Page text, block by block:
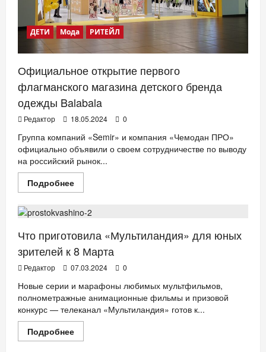
ДЕТИ Мода РИТЕЙЛ
Официальное открытие первого
флагманского магазина детского бренда
одежды Balabala
Редактор 18.05.2024 0
Группа компаний «Semir» и компания «Чемодан ПРО»
официально объявили о своем сотрудничестве по выводу
на российский рынок...
ПодробнееПрочитать
больше
Официальное
открытие
флагманского
магазина
детского
бренда
одежды
Balabala
Что приготовила «Мультиландия» для юных
зрителей к 8 Марта
Редактор 07.03.2024 0
Новые серии и марафоны любимых мультфильмов,
полнометражные анимационные фильмы и призовой
конкурс — телеканал «Мультиландия» готов к...
ПодробнееПрочитать
больше
ДЕТИ